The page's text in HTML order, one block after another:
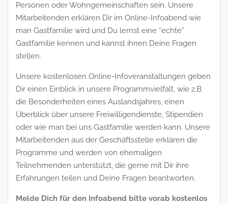
Personen oder Wohngemeinschaften sein. Unsere
Mitarbeitenden erklären Dir im Online-Infoabend wie
man Gastfamilie wird und Du lernst eine “echte”
Gastfamilie kennen und kannst ihnen Deine Fragen
stellen.
Unsere kostenlosen Online-Infoveranstaltungen geben
Dir einen Einblick in unsere Programmvielfalt, wie z.B.
die Besonderheiten eines Auslandsjahres, einen
Überblick über unsere Freiwilligendienste, Stipendien
oder wie man bei uns Gastfamilie werden kann. Unsere
Mitarbeitenden aus der Geschäftsstelle erklären die
Programme und werden von ehemaligen
Teilnehmenden unterstützt, die gerne mit Dir ihre
Erfahrungen teilen und Deine Fragen beantworten.
Melde Dich für den Infoabend bitte vorab kostenlos